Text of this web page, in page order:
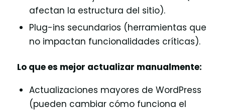
afectan la estructura del sitio).
Plug-ins secundarios (herramientas que
no impactan funcionalidades críticas).
Lo que es mejor actualizar manualmente:
Actualizaciones mayores de WordPress
(pueden cambiar cómo funciona el